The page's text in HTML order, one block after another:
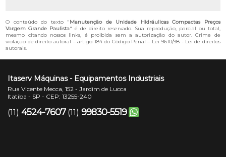
O conteúdo do texto "Manutenção de Unidade Hidráulicas Compactas Preços
Vargem Grande Paulista" é de direito reservado. Sua reprodução, parcial ou total,
mesmo citando nossos links, é proibida sem a autorização do autor. Crime de
violação de direito autoral – artigo 184 do Código Penal – Lei 9610/98 - Lei de direitos
autorais.
Itaserv Máquinas - Equipamentos Industriais
Rua Vicente Mecca, 152 - Jardim de Lucca
Itatiba - SP - CEP: 13255-240
(11) 4524-7607 (11) 99830-5519